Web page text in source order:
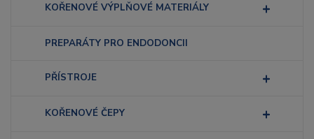
KOŘENOVÉ VÝPLŇOVÉ MATERIÁLY
PREPARÁTY PRO ENDODONCII
PŘÍSTROJE
KOŘENOVÉ ČEPY